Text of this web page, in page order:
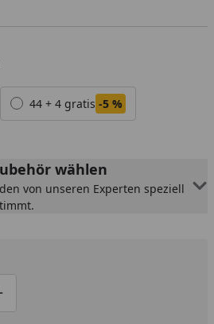
44 + 4 gratis -5 %
wählen
von unseren Experten speziell
eins verringern
manuell eingeben
um eins erhöhen